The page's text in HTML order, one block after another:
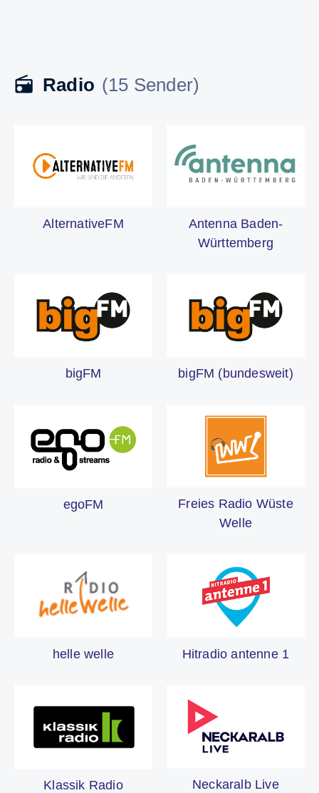
Radio (15 Sender)
AlternativeFM
Antenna Baden-
Württemberg
bigFM bigFM (bundesweit)
egoFM
Freies Radio Wüste
Welle
helle welle Hitradio antenne 1
Klassik Radio Neckaralb Live